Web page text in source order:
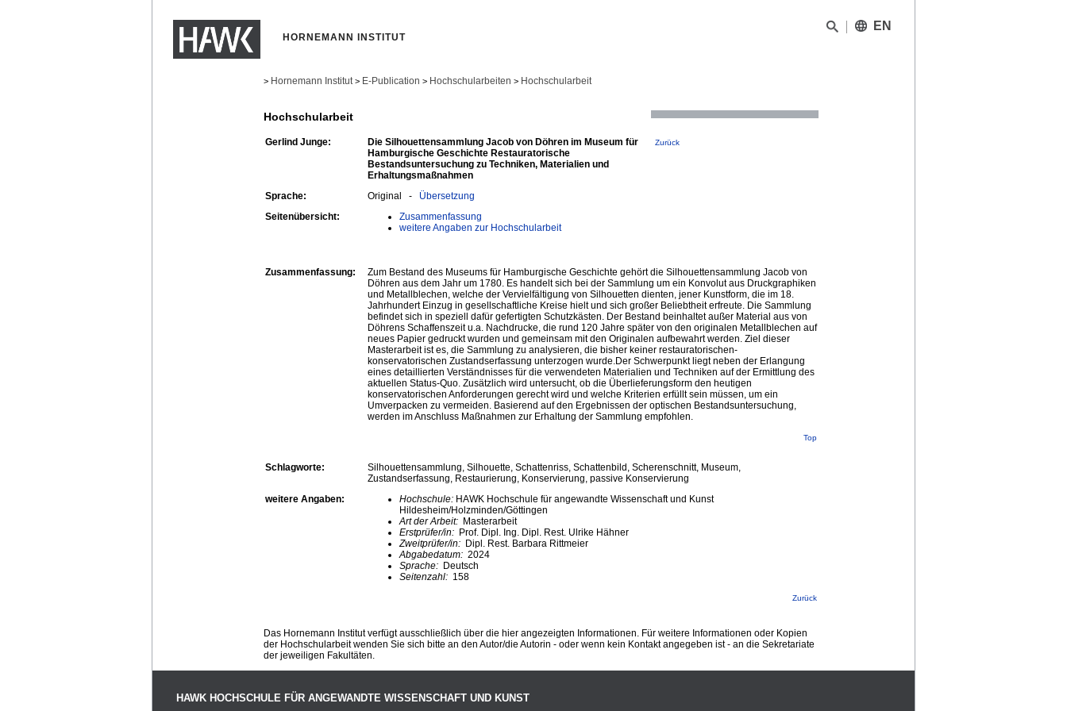
HORNEMANN INSTITUT
EN
> Hornemann Institut > E-Publication > Hochschularbeiten > Hochschularbeit
Hochschularbeit
Gerlind Junge:
Die Silhouettensammlung Jacob von Döhren im Museum für
Hamburgische Geschichte Restauratorische
Bestandsuntersuchung zu Techniken, Materialien und
Erhaltungsmaßnahmen
Zurück
Sprache: Original - Übersetzung
Seitenübersicht:
Zusammenfassung
weitere Angaben zur Hochschularbeit
Zusammenfassung:
Zum Bestand des Museums für Hamburgische Geschichte gehört die Silhouettensammlung Jacob von
Döhren aus dem Jahr um 1780. Es handelt sich bei der Sammlung um ein Konvolut aus Druckgraphiken
und Metallblechen, welche der Vervielfältigung von Silhouetten dienten, jener Kunstform, die im 18.
Jahrhundert Einzug in gesellschaftliche Kreise hielt und sich großer Beliebtheit erfreute. Die Sammlung
befindet sich in speziell dafür gefertigten Schutzkästen. Der Bestand beinhaltet außer Material aus von
Döhrens Schaffenszeit u.a. Nachdrucke, die rund 120 Jahre später von den originalen Metallblechen auf
neues Papier gedruckt wurden und gemeinsam mit den Originalen aufbewahrt werden. Ziel dieser
Masterarbeit ist es, die Sammlung zu analysieren, die bisher keiner restauratorischen-
konservatorischen Zustandserfassung unterzogen wurde.Der Schwerpunkt liegt neben der Erlangung
eines detaillierten Verständnisses für die verwendeten Materialien und Techniken auf der Ermittlung des
aktuellen Status-Quo. Zusätzlich wird untersucht, ob die Überlieferungsform den heutigen
konservatorischen Anforderungen gerecht wird und welche Kriterien erfüllt sein müssen, um ein
Umverpacken zu vermeiden. Basierend auf den Ergebnissen der optischen Bestandsuntersuchung,
werden im Anschluss Maßnahmen zur Erhaltung der Sammlung empfohlen.
Top
Schlagworte:
Silhouettensammlung, Silhouette, Schattenriss, Schattenbild, Scherenschnitt, Museum,
Zustandserfassung, Restaurierung, Konservierung, passive Konservierung
weitere Angaben:
Hochschule: HAWK Hochschule für angewandte Wissenschaft und Kunst
Hildesheim/Holzminden/Göttingen
Art der Arbeit: Masterarbeit
Erstprüfer/in: Prof. Dipl. Ing. Dipl. Rest. Ulrike Hähner
Zweitprüfer/in: Dipl. Rest. Barbara Rittmeier
Abgabedatum: 2024
Sprache: Deutsch
Seitenzahl: 158
Zurück
Das Hornemann Institut verfügt ausschließlich über die hier angezeigten Informationen. Für weitere Informationen oder Kopien
der Hochschularbeit wenden Sie sich bitte an den Autor/die Autorin - oder wenn kein Kontakt angegeben ist - an die Sekretariate
der jeweiligen Fakultäten.
HAWK HOCHSCHULE FÜR ANGEWANDTE WISSENSCHAFT UND KUNST